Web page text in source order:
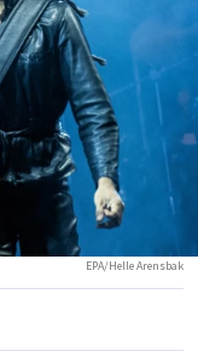
EPA/Helle Arensbak